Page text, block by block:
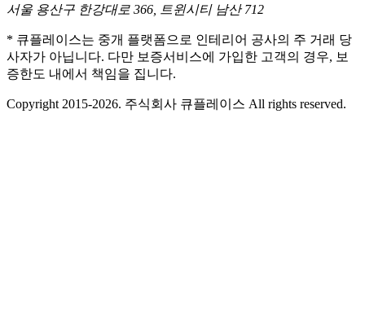
서울 용산구 한강대로 366, 트윈시티 남산 712
* 큐플레이스는 중개 플랫폼으로 인테리어 공사의 주 거래 당
사자가 아닙니다. 다만 보증서비스에 가입한 고객의 경우, 보
증한도 내에서 책임을 집니다.
Copyright 2015-2026. 주식회사 큐플레이스 All rights reserved.